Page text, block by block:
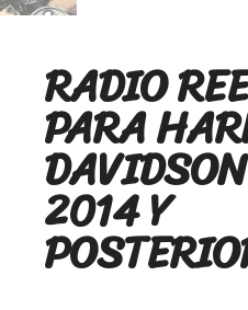
RADIO
PARA
2014 Y